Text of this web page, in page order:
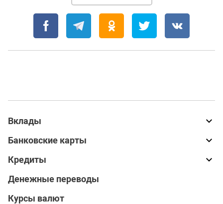
Вклады
Банковские карты
Кредиты
Денежные переводы
Курсы валют